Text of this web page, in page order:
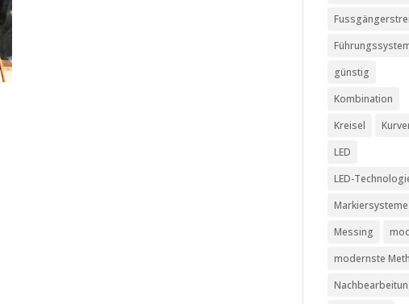
günstig
Kombination
Kreisel
LED
LED-
Markiersysteme
Messing
modernste